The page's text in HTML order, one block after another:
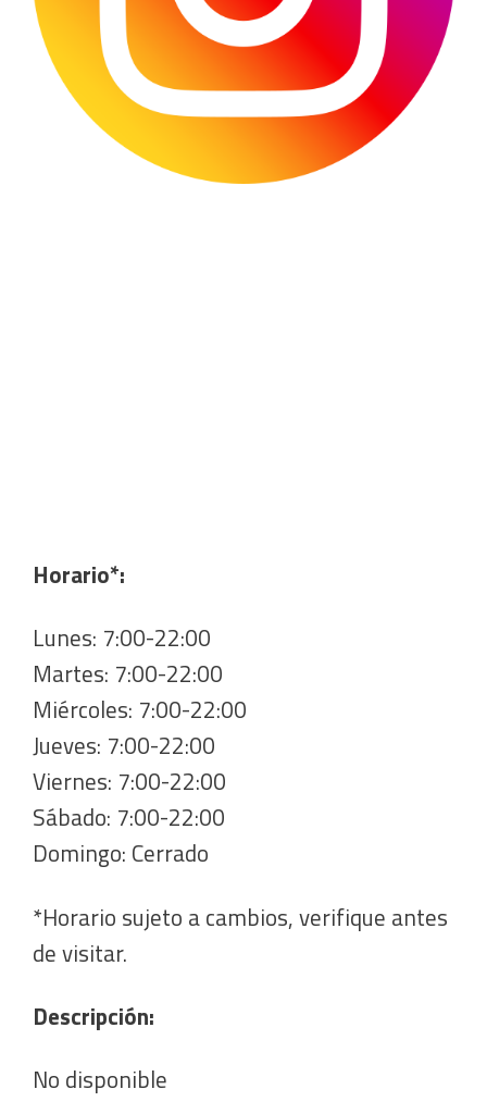
Horario*:
Lunes: 7:00-22:00
Martes: 7:00-22:00
Miércoles: 7:00-22:00
Jueves: 7:00-22:00
Viernes: 7:00-22:00
Sábado: 7:00-22:00
Domingo: Cerrado
*Horario sujeto a cambios, verifique antes
de visitar.
Descripción:
No disponible